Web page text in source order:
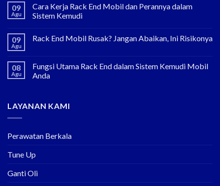
09
Agu
Cara Kerja Rack End Mobil dan Perannya dalam
Sistem Kemudi
09
Agu
Rack End Mobil Rusak? Jangan Abaikan, Ini Risikonya
08
Agu
Fungsi Utama Rack End dalam Sistem Kemudi Mobil
Anda
LAYANAN KAMI
Perawatan Berkala
Tune Up
Ganti Oli